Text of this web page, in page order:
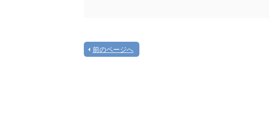
前のページへ